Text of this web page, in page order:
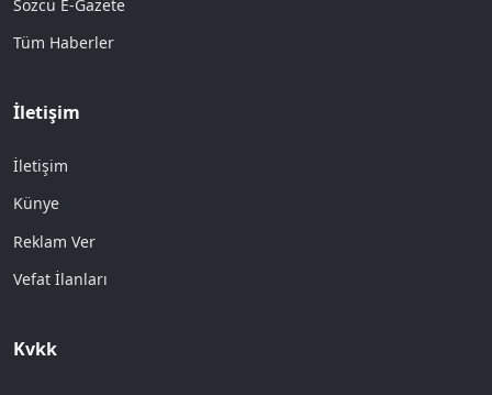
Sözcü E-Gazete
Tüm Haberler
İletişim
İletişim
Künye
Reklam Ver
Vefat İlanları
Kvkk